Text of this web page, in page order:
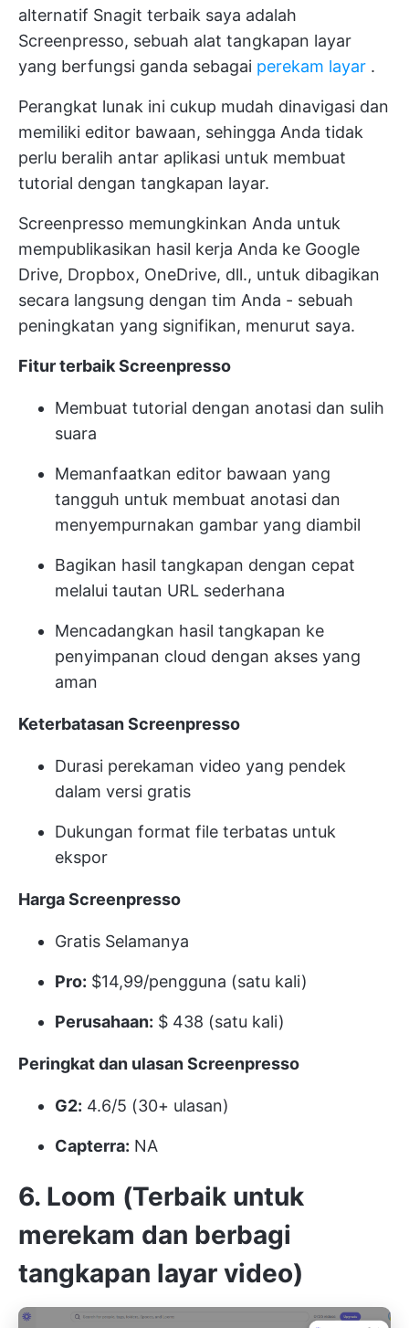
alternatif Snagit terbaik saya adalah
Screenpresso, sebuah alat tangkapan layar
yang berfungsi ganda sebagai perekam layar .
Perangkat lunak ini cukup mudah dinavigasi dan
memiliki editor bawaan, sehingga Anda tidak
perlu beralih antar aplikasi untuk membuat
tutorial dengan tangkapan layar.
Screenpresso memungkinkan Anda untuk
mempublikasikan hasil kerja Anda ke Google
Drive, Dropbox, OneDrive, dll., untuk dibagikan
secara langsung dengan tim Anda - sebuah
peningkatan yang signifikan, menurut saya.
Fitur terbaik Screenpresso
Membuat tutorial dengan anotasi dan sulih
suara
Memanfaatkan editor bawaan yang
tangguh untuk membuat anotasi dan
menyempurnakan gambar yang diambil
Bagikan hasil tangkapan dengan cepat
melalui tautan URL sederhana
Mencadangkan hasil tangkapan ke
penyimpanan cloud dengan akses yang
aman
Keterbatasan Screenpresso
Durasi perekaman video yang pendek
dalam versi gratis
Dukungan format file terbatas untuk
ekspor
Harga Screenpresso
Gratis Selamanya
Pro: $14,99/pengguna (satu kali)
Perusahaan: $ 438 (satu kali)
Peringkat dan ulasan Screenpresso
G2: 4.6/5 (30+ ulasan)
Capterra: NA
6. Loom (Terbaik untuk
merekam dan berbagi
tangkapan layar video)